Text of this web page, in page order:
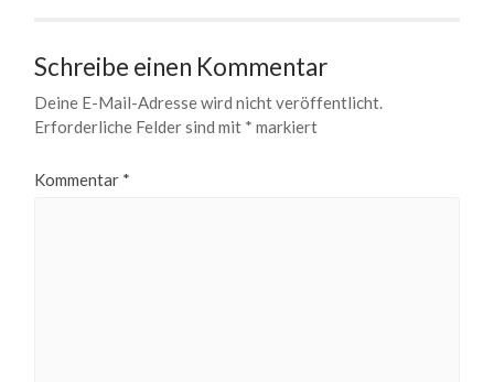
Schreibe einen Kommentar
Deine E-Mail-Adresse wird nicht veröffentlicht.
Erforderliche Felder sind mit * markiert
Kommentar *